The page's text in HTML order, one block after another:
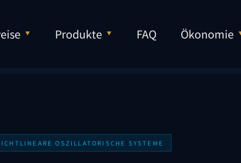
Produkte FAQ Ökonomie
OSZILLATORISCHE SYSTEME